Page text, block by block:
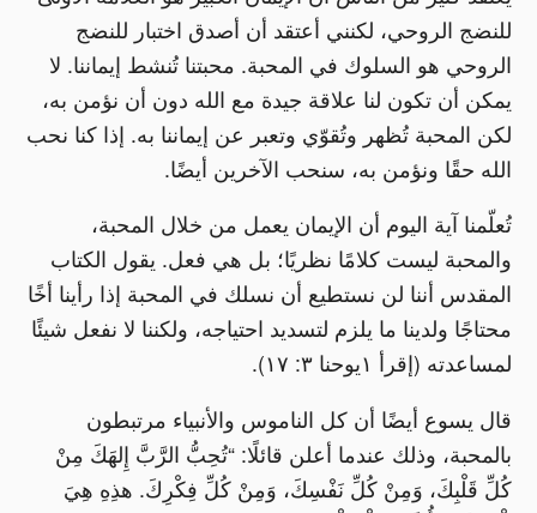
للنضج الروحي، لكنني أعتقد أن أصدق اختبار للنضج
الروحي هو السلوك في المحبة. محبتنا تُنشط إيماننا. لا
يمكن أن تكون لنا علاقة جيدة مع الله دون أن نؤمن به،
لكن المحبة تُظهر وتُقوّي وتعبر عن إيماننا به. إذا كنا نحب
الله حقًا ونؤمن به، سنحب الآخرين أيضًا.
تُعلّمنا آية اليوم أن الإيمان يعمل من خلال المحبة،
والمحبة ليست كلامًا نظريًا؛ بل هي فعل. يقول الكتاب
المقدس أننا لن نستطيع أن نسلك في المحبة إذا رأينا أخًا
محتاجًا ولدينا ما يلزم لتسديد احتياجه، ولكننا لا نفعل شيئًا
لمساعدته (إقرأ ١يوحنا ٣: ١٧).
قال يسوع أيضًا أن كل الناموس والأنبياء مرتبطون
بالمحبة، وذلك عندما أعلن قائلًا: “تُحِبُّ الرَّبَّ إِلهَكَ مِنْ
كُلِّ قَلْبِكَ، وَمِنْ كُلِّ نَفْسِكَ، وَمِنْ كُلِّ فِكْرِكَ. هذِهِ هِيَ